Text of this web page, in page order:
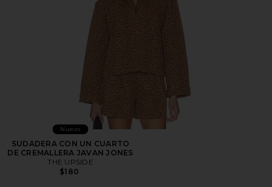
Nuevo
SUDADERA CON UN CUARTO
DE CREMALLERA JAVAN JONES
THE UPSIDE
$180